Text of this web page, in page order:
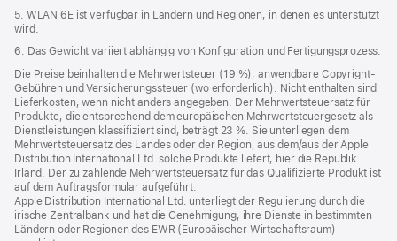
5. WLAN 6E ist verfügbar in Ländern und Regionen, in denen es unterstützt
wird.
6. Das Gewicht variiert abhängig von Konfiguration und Fertigungsprozess.
Die Preise beinhalten die Mehrwertsteuer (19 %), anwendbare Copyright-
Gebühren und Versicherungssteuer (wo erforderlich). Nicht enthalten sind
Lieferkosten, wenn nicht anders angegeben. Der Mehrwertsteuersatz für
Produkte, die entsprechend dem europäischen Mehrwertsteuergesetz als
Dienstleistungen klassifiziert sind, beträgt 23 %. Sie unterliegen dem
Mehrwertsteuersatz des Landes oder der Region, aus dem/aus der Apple
Distribution International Ltd. solche Produkte liefert, hier die Republik
Irland. Der zu zahlende Mehrwertsteuersatz für das Qualifizierte Produkt ist
auf dem Auftragsformular aufgeführt.
Apple Distribution International Ltd. unterliegt der Regulierung durch die
irische Zentralbank und hat die Genehmigung, ihre Dienste in bestimmten
Ländern oder Regionen des EWR (Europäischer Wirtschaftsraum)